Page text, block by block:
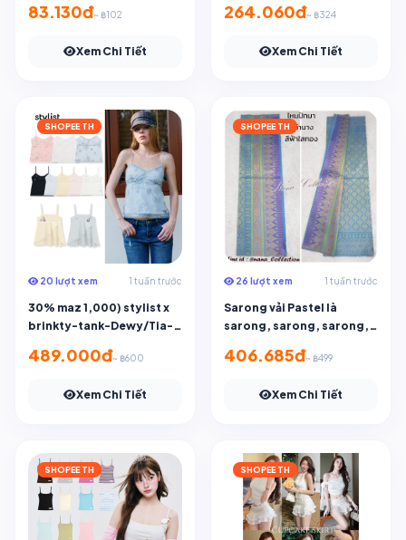
cánh dáng ôm hợp thời
83.130đ~ ฿102
Xem Chi Tiết
264.060đ~ ฿324
Xem Chi Tiết
SHOPEE TH
20 lượt xem 1 tuần trước
30% maz 1,000) stylist x
brinkty-tank-Dewy/Tia-
489.000đ~ ฿600
Xem Chi Tiết
SHOPEE TH
26 lượt xem 1 tuần trước
Sarong vải Pastel là
sarong, sarong, sarong,
sarong, sarong, sarong,
406.685đ~ ฿499
Xem Chi Tiết
SHOPEE TH SHOPEE TH